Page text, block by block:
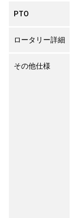
PTO
ロータリー詳細
その他仕様